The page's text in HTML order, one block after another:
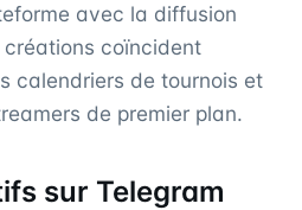
avec la diffusion
coïncident
calendriers de tournois et
de premier plan.
sur Telegram